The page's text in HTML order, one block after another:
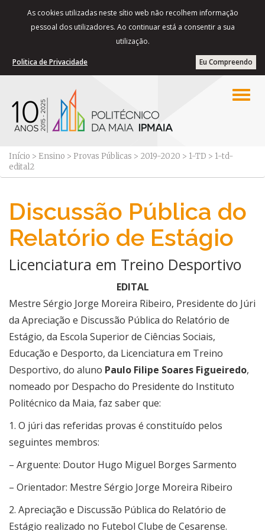
As cookies utilizadas neste sítio web não recolhem informação
pessoal dos utilizadores. Ao continuar está a consentir a sua
utilização.
Eu Compreendo
Politica de Privacidade
Início > Ensino > Provas Públicas > 2019-2020 > 1-TD > 1-td-
edital2
Discussão Pública do
Relatório de Estágio
Licenciatura em Treino Desportivo
EDITAL
Mestre Sérgio Jorge Moreira Ribeiro, Presidente do Júri
da Apreciação e Discussão Pública do Relatório de
Estágio, da Escola Superior de Ciências Sociais,
Educação e Desporto, da Licenciatura em Treino
Desportivo, do aluno Paulo Filipe Soares Figueiredo,
nomeado por Despacho do Presidente do Instituto
Politécnico da Maia, faz saber que:
1. O júri das referidas provas é constituído pelos
seguintes membros:
– Arguente: Doutor Hugo Miguel Borges Sarmento
– Orientador: Mestre Sérgio Jorge Moreira Ribeiro
2. Apreciação e Discussão Pública do Relatório de
Estágio realizado no Futebol Clube de Cesarense.